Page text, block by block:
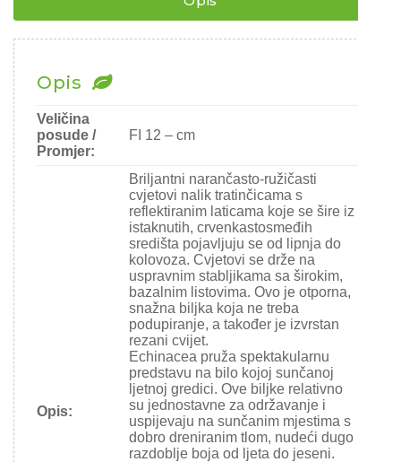
Chili
Opis
Veličina
posude /
Promjer:
FI 12 – cm
Opis:
Briljantni narančasto-ružičasti
cvjetovi nalik tratinčicama s
reflektiranim laticama koje se šire iz
istaknutih, crvenkastosmeđih
središta pojavljuju se od lipnja do
kolovoza. Cvjetovi se drže na
uspravnim stabljikama sa širokim,
bazalnim listovima. Ovo je otporna,
snažna biljka koja ne treba
podupiranje, a također je izvrstan
rezani cvijet.
Echinacea pruža spektakularnu
predstavu na bilo kojoj sunčanoj
ljetnoj gredici. Ove biljke relativno
su jednostavne za održavanje i
uspijevaju na sunčanim mjestima s
dobro dreniranim tlom, nudeći dugo
razdoblje boja od ljeta do jeseni.